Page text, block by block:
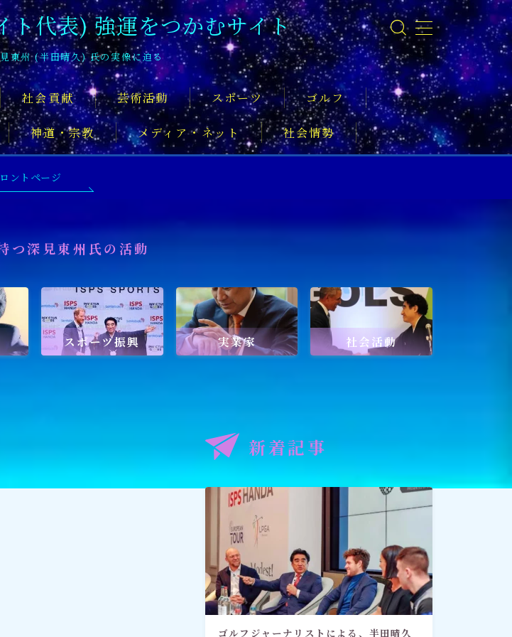
ト代表) 強運をつかむサイト
東州 (半田晴久) 氏の実像に迫る
社会貢献 芸術活動 スポーツ ゴルフ
神道・宗教 メディア・ネット 社会情勢
について知るおすすめの記事
ティスト 音楽家 スポーツ振興 実業家 社会活動
トを知るのにおすすめの記事
ワールドメイトで何を学ぶ？ 禅とワールドメイト
「深見東州直伝！ 願いが叶う祈
り方教室・入門篇」
ントページ
つ深見東州氏の活動
スポーツ振興 実業家 社会活動
新着記事
ゴルフジャーナリストによる、半田晴久